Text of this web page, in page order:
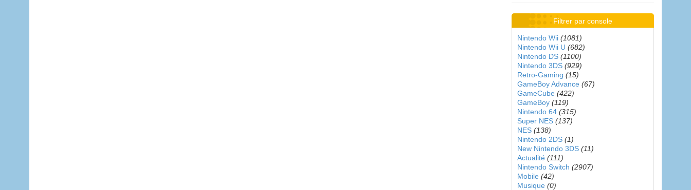
Filtrer par console
Nintendo Wii (1081)
Nintendo Wii U (682)
Nintendo DS (1100)
Nintendo 3DS (929)
Retro-Gaming (15)
GameBoy Advance (67)
GameCube (422)
GameBoy (119)
Nintendo 64 (315)
Super NES (137)
NES (138)
Nintendo 2DS (1)
New Nintendo 3DS (11)
Actualité (111)
Nintendo Switch (2907)
Mobile (42)
Musique (0)